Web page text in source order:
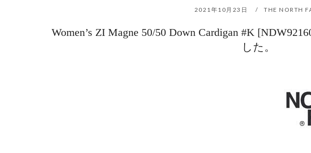
2021年10月23日 THE NORTH
Women’s ZI Magne 50/50 Down Cardigan #K
した。